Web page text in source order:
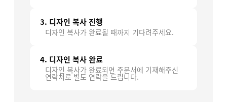
3. 디자인 복사 진행
디자인 복사가 완료될 때까지 기다려주세요.
4. 디자인 복사 완료
디자인 복사가 완료되면 주문서에 기재해주신
연락처로 별도 연락을 드립니다.